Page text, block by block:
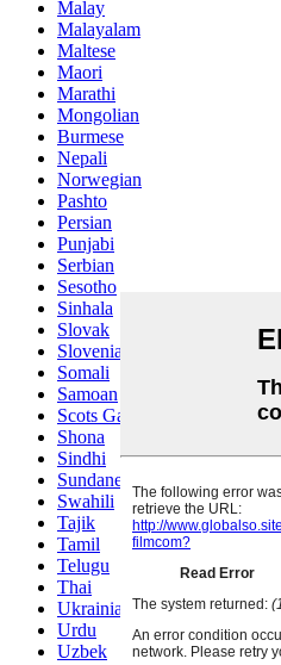
Malay
Malayalam
Maltese
Maori
Marathi
Mongolian
Burmese
Nepali
Norwegian
Pashto
Persian
Punjabi
Serbian
Sesotho
Sinhala
Slovak
Slovenian
Somali
Samoan
Scots Gaelic
Shona
Sindhi
Sundanese
Swahili
Tajik
Tamil
Telugu
Thai
Ukrainian
Urdu
Uzbek